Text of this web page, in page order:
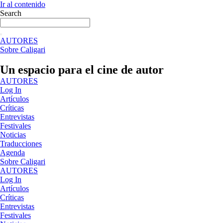
Ir al contenido
Search
AUTORES
Sobre Caligari
Un espacio para el cine de autor
AUTORES
Log In
Artículos
Críticas
Entrevistas
Festivales
Noticias
Traducciones
Agenda
Sobre Caligari
AUTORES
Log In
Artículos
Críticas
Entrevistas
Festivales